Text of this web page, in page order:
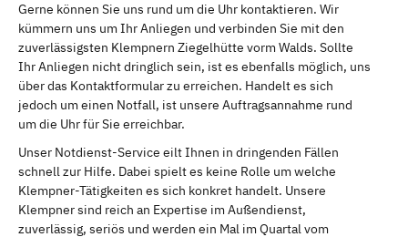
Gerne können Sie uns rund um die Uhr kontaktieren. Wir
kümmern uns um Ihr Anliegen und verbinden Sie mit den
zuverlässigsten Klempnern Ziegelhütte vorm Walds. Sollte
Ihr Anliegen nicht dringlich sein, ist es ebenfalls möglich, uns
über das Kontaktformular zu erreichen. Handelt es sich
jedoch um einen Notfall, ist unsere Auftragsannahme rund
um die Uhr für Sie erreichbar.
Unser Notdienst-Service eilt Ihnen in dringenden Fällen
schnell zur Hilfe. Dabei spielt es keine Rolle um welche
Klempner-Tätigkeiten es sich konkret handelt. Unsere
Klempner sind reich an Expertise im Außendienst,
zuverlässig, seriös und werden ein Mal im Quartal vom